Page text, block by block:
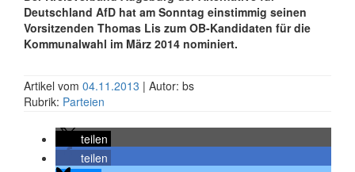
Deutschland AfD hat am Sonntag einstimmig seinen
Vorsitzenden Thomas Lis zum OB-Kandidaten für die
Kommunalwahl im März 2014 nominiert.
Artikel vom 04.11.2013 | Autor: bs
Rubrik: Parteien
teilen
teilen